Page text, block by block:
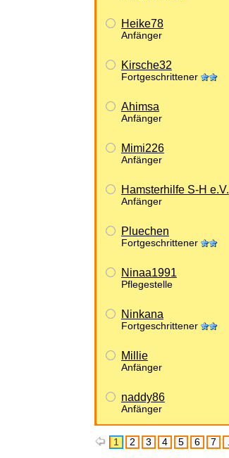
Heike78
Anfänger
Kirsche32
Fortgeschrittener
Ahimsa
Anfänger
Mimi226
Anfänger
Hamsterhilfe S-H e.V.
Anfänger
Pluechen
Fortgeschrittener
Ninaa1991
Pflegestelle
Ninkana
Fortgeschrittener
Millie
Anfänger
naddy86
Anfänger
1 2 3 4 5 6 7